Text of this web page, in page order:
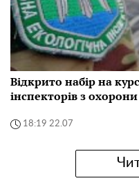
Відкрито набір на
інспекторів з
18:19 22.07